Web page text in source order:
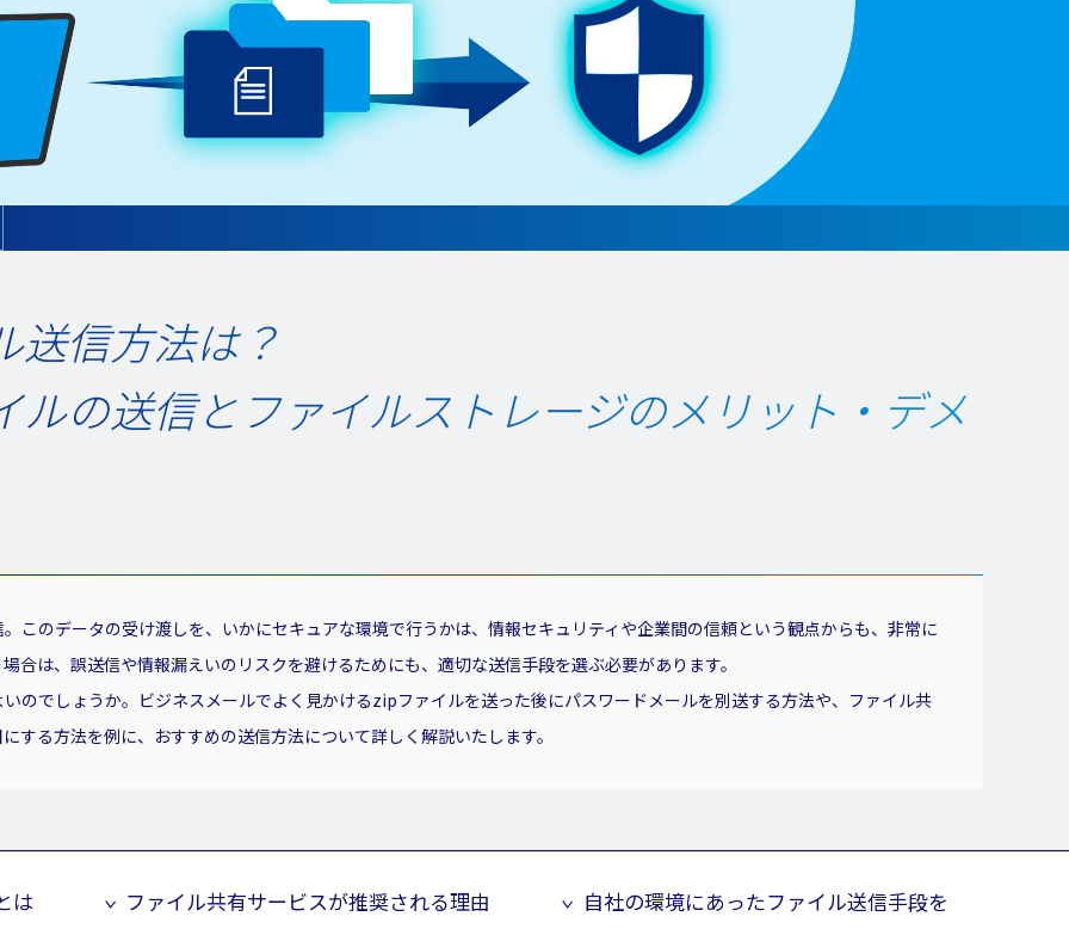
送信方法は？
ルの送信とファイルストレージのメリット・デメ
このデータの受け渡しを、いかにセキュアな環境で行うかは、情報セキュリティや企業間の信頼という観点からも、非常に
合は、誤送信や情報漏えいのリスクを避けるためにも、適切な送信手段を選ぶ必要があります。
のでしょうか。ビジネスメールでよく見かけるzipファイルを送った後にパスワードメールを別送する方法や、ファイル共
する方法を例に、おすすめの送信方法について詳しく解説いたします。
は ファイル共有サービスが推奨される理由 自社の環境にあったファイル送信手段を